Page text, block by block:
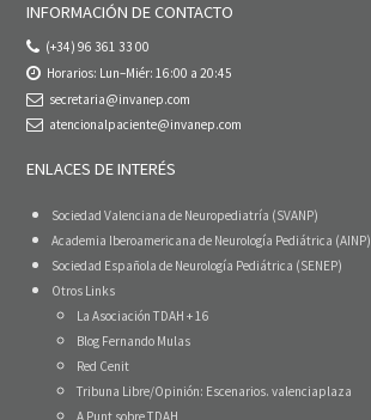
INFORMACIÓN DE CONTACTO
(+34) 96 361 33 00
Horarios: Lun–Miér: 16:00 a 20:45
secretaria@invanep.com
atencionalpaciente@invanep.com
ENLACES DE INTERÉS
Sociedad Valenciana de Neuropediatría (SVANP)
Academia Iberoamericana de Neurología Pediátrica (AINP)
Sociedad Española de Neurología Pediátrica (SENEP)
Otros Links
La Asociación TDAH + 16
Blog Fernando Mulas
Red Cenit
Tribuna Libre/Opinión: Escenarios. valenciaplaza
A Punt sobre TDAH